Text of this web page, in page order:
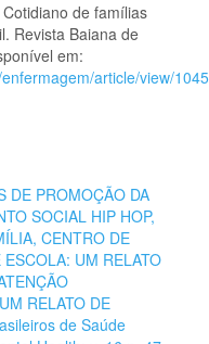
de famílias
Revista Baiana de
em:
article/view/
DE PROMOÇÃO DA
SOCIAL HIP HOP,
CENTRO DE
UM RELATO
RELATO DE
de Saúde